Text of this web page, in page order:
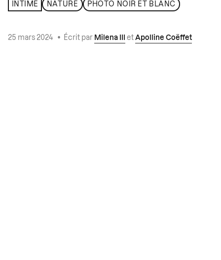
INTIME NATURE PHOTO NOIR ET BLANC
25 mars 2024 • Écrit par Milena III et Apolline Coëffet